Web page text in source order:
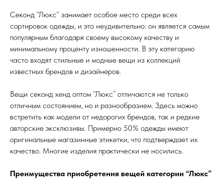
Секонд “Люкс“ занимает особое место среди всех
сортировок одежды, и это неудивительно: он является самым
популярным благодаря своему высокому качеству и
минимальному проценту изношенности. В эту категорию
часто входят стильные и модные вещи из коллекций
известных брендов и дизайнеров.
Вещи секонд хенд оптом “Люкс” отличаются не только
отличным состоянием, но и разнообразием. Здесь можно
встретить как модели от недорогих брендов, так и редкие
авторские эксклюзивы. Примерно 50% одежды имеют
оригинальные магазинные этикетки, что подтверждает их
качество. Многие изделия практически не носились.
Преимущества приобретения вещей категории “Люкс”